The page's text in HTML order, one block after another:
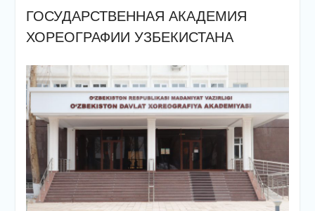
ГОСУДАРСТВЕННАЯ АКАДЕМИЯ
ХОРЕОГРАФИИ УЗБЕКИСТАНА